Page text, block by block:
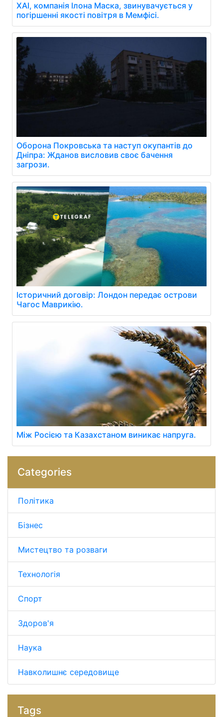
XAI, компанія Ілона Маска, звинувачується у
погіршенні якості повітря в Мемфісі.
Оборона Покровська та наступ окупантів до
Дніпра: Жданов висловив своє бачення
загрози.
Історичний договір: Лондон передає острови
Чагос Маврикію.
Між Росією та Казахстаном виникає напруга.
Categories
Політика
Бізнес
Мистецтво та розваги
Технологія
Спорт
Здоров'я
Наука
Навколишнє середовище
Tags